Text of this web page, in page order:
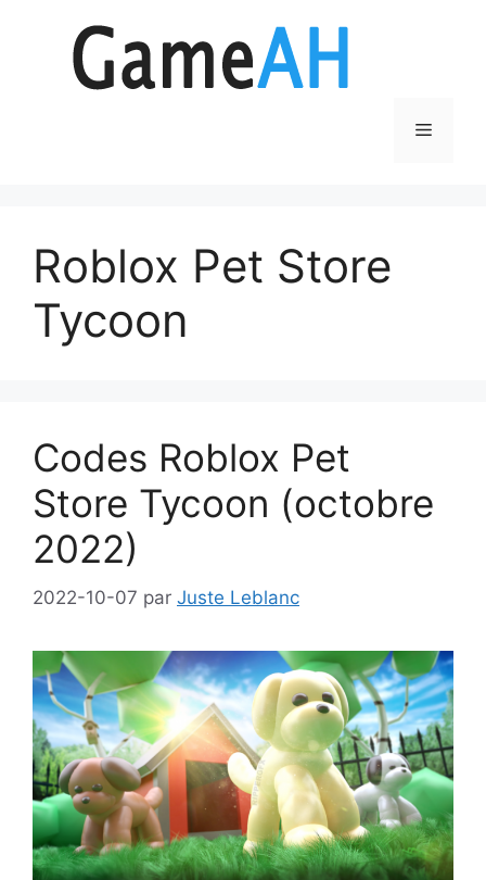
Menu
Roblox Pet Store
Tycoon
Codes Roblox Pet
Store Tycoon (octobre
2022)
2022-10-07 par Juste Leblanc